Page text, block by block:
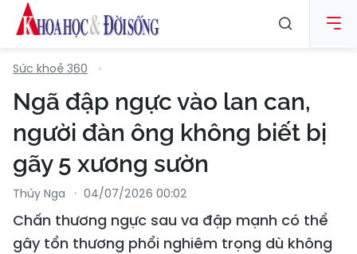
Sức khoẻ 360
Ngã đập ngực vào lan can,
người đàn ông không biết bị
gãy 5 xương sườn
Thúy Nga 04/07/2026 00:02
Chấn thương ngực sau va đập mạnh có thể
gây tổn thương phổi nghiêm trọng dù không